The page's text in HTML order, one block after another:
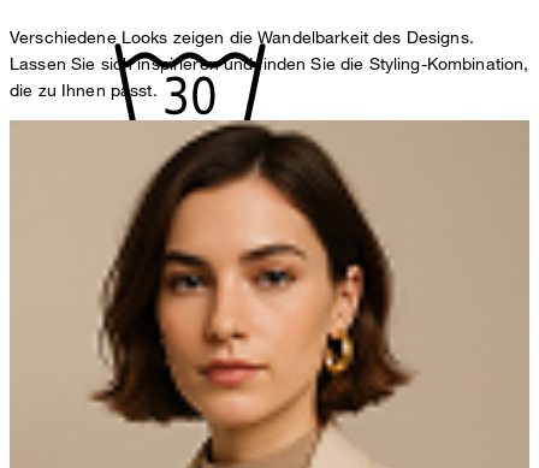
Maschinenwäsche bei 30°C schonend
Verschiedene Looks zeigen die Wandelbarkeit des Designs.
Lassen Sie sich inspirieren und finden Sie die Styling-Kombination,
die zu Ihnen passt.